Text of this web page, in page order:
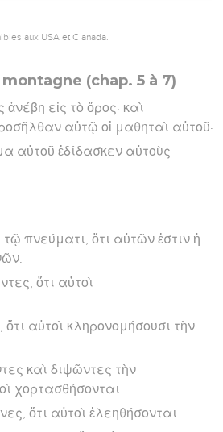
aux USA et C anada.
(chap. 5 à 7)
εἰς τὸ ὄρος· καὶ
αὐτῷ οἱ μαθηταὶ αὐτοῦ·
αὐτοῦ ἐδίδασκεν αὐτοὺς
τῷ πνεύματι, ὅτι αὐτῶν ἐστιν ἡ
ὅτι αὐτοὶ
ὅτι αὐτοὶ κληρονομήσουσι τὴν
καὶ διψῶντες τὴν
χορτασθήσονται.
ὅτι αὐτοὶ ἐλεηθήσονται.